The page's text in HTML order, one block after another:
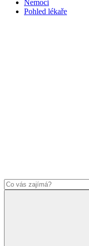
Nemoci
Pohled lékaře